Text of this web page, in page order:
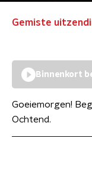
Gemiste
Binnenkort
Goeiemorgen!
Ochtend.